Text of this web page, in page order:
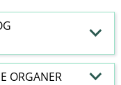
ORGANER